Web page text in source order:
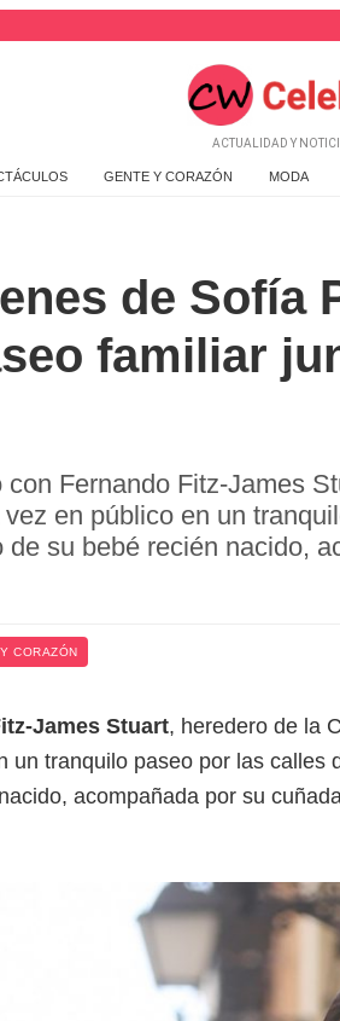
ACTUALIDAD Y
GENTE Y CORAZÓN MODA
de Sofía
familiar
Fernando Fitz-James
en público en un
de su bebé recién nacido,
CORAZÓN
James Stuart, heredero de la
tranquilo paseo por las calles
acompañada por su